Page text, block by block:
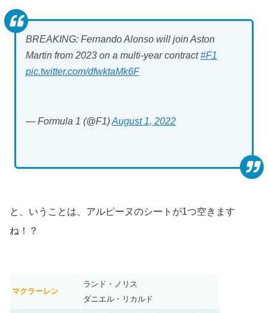
BREAKING: Fernando Alonso will join Aston
Martin from 2023 on a multi-year contract#F1
pic.twitter.com/dfwktaMk6F
— Formula 1 (@F1)August 1, 2022
と、いうことは、アルピーヌのシートが1つ空きます
ね！？
マクラーレン
ランド・ノリス
ダニエル・リカルド